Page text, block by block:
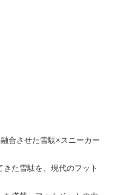
合させた雪駄×スニーカー
きた雪駄を、現代のフット